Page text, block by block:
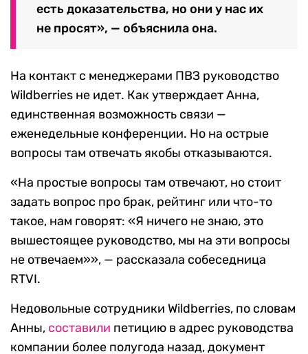
есть доказательства, но они у нас их
не просят», — объяснила она.
На контакт с менеджерами ПВЗ руководство
Wildberries не идет. Как утверждает Анна,
единственная возможность связи —
еженедельные конференции. Но на острые
вопросы там отвечать якобы отказываются.
«На простые вопросы там отвечают, но стоит
задать вопрос про брак, рейтинг или что-то
такое, нам говорят: «Я ничего не знаю, это
вышестоящее руководство, мы на эти вопросы
не отвечаем»», — рассказала собеседница
RTVI.
Недовольные сотрудники Wildberries, по словам
Анны, составили петицию в адрес руководства
компании более полугода назад, документ